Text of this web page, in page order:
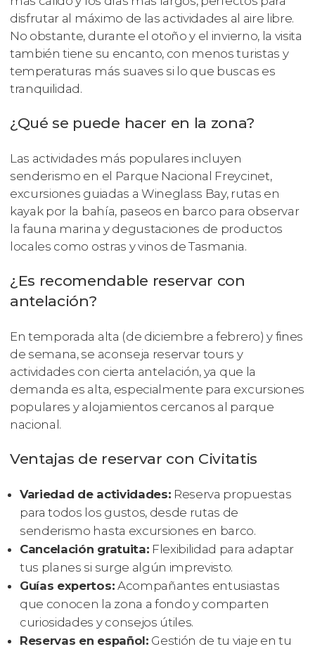
disfrutar al máximo de las actividades al aire libre.
No obstante, durante el otoño y el invierno, la visita
también tiene su encanto, con menos turistas y
temperaturas más suaves si lo que buscas es
tranquilidad.
¿Qué se puede hacer en la zona?
Las actividades más populares incluyen
senderismo en el Parque Nacional Freycinet,
excursiones guiadas a Wineglass Bay, rutas en
kayak por la bahía, paseos en barco para observar
la fauna marina y degustaciones de productos
locales como ostras y vinos de Tasmania.
¿Es recomendable reservar con
antelación?
En temporada alta (de diciembre a febrero) y fines
de semana, se aconseja reservar tours y
actividades con cierta antelación, ya que la
demanda es alta, especialmente para excursiones
populares y alojamientos cercanos al parque
nacional.
Ventajas de reservar con Civitatis
Variedad de actividades: Reserva propuestas
para todos los gustos, desde rutas de
senderismo hasta excursiones en barco.
Cancelación gratuita: Flexibilidad para adaptar
tus planes si surge algún imprevisto.
Guías expertos: Acompañantes entusiastas
que conocen la zona a fondo y comparten
curiosidades y consejos útiles.
Reservas en español: Gestión de tu viaje en tu